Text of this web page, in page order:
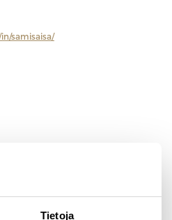
Tietoja
samisaisa/